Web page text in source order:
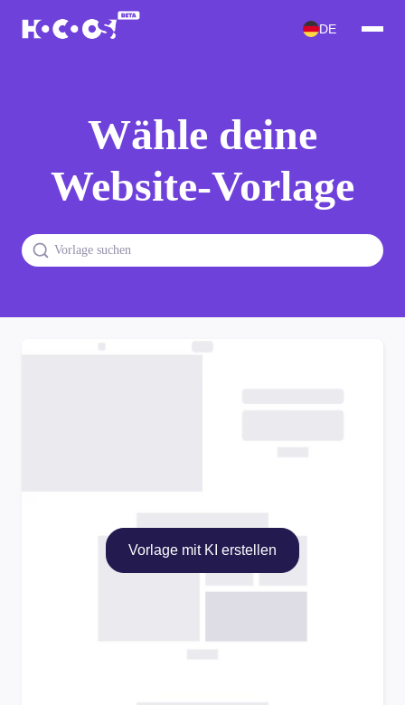
DE
Wähle deine
Website-Vorlage
Vorlage mit KI erstellen